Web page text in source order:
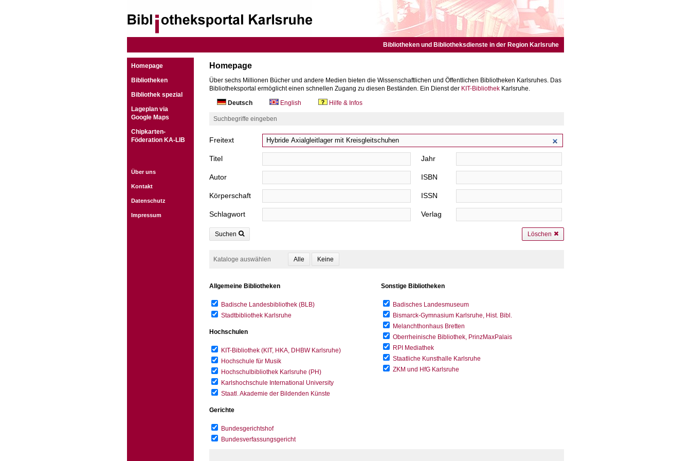
Bibliotheken und Bibliotheksdienste in der Region Karlsruhe
Homepage
Bibliotheken
Bibliothek spezial
Lageplan via
Google Maps
Chipkarten-
Föderation KA-LIB
Über uns
Kontakt
Datenschutz
Impressum
Homepage
Über sechs Millionen Bücher und andere Medien bieten die Wissenschaftlichen und Öffentlichen Bibliotheken Karlsruhes. Das
Bibliotheksportal ermöglicht einen schnellen Zugang zu diesen Beständen. Ein Dienst der KIT-Bibliothek Karlsruhe.
Deutsch
English Hilfe & Infos
Suchbegriffe eingeben
Freitext
Titel
Autor
Körperschaft
Schlagwort
Jahr
ISBN
ISSN
Verlag
Suchen Löschen
Kataloge auswählen
Allgemeine Bibliotheken
Badische Landesbibliothek (BLB)
Stadtbibliothek Karlsruhe
Hochschulen
KIT-Bibliothek (KIT, HKA, DHBW Karlsruhe)
Hochschule für Musik
Hochschulbibliothek Karlsruhe (PH)
Karlshochschule International University
Staatl. Akademie der Bildenden Künste
Gerichte
Bundesgerichtshof
Bundesverfassungsgericht
Sonstige Bibliotheken
Badisches Landesmuseum
Bismarck-Gymnasium Karlsruhe, Hist. Bibl.
Melanchthonhaus Bretten
Oberrheinische Bibliothek, PrinzMaxPalais
RPI Mediathek
Staatliche Kunsthalle Karlsruhe
ZKM und HfG Karlsruhe